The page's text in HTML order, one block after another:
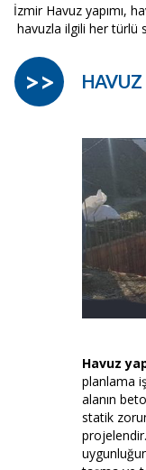
İzmir Havuz yapımı,
havuzla ilgili her türlü
>>
Havuz
planlama
alanın
statik